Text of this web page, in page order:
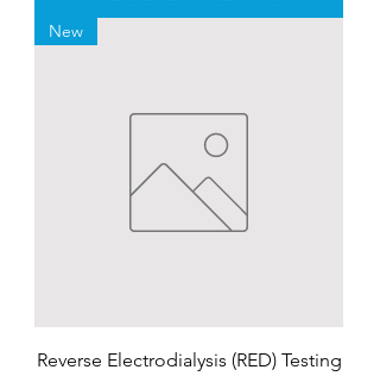
New
Reverse Electrodialysis (RED) Testing